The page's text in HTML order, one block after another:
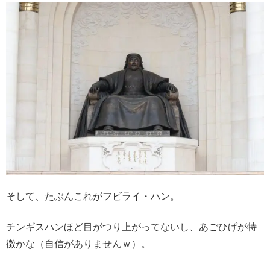
そして、たぶんこれがフビライ・ハン。
チンギスハンほど目がつり上がってないし、あごひげが特
徴かな（自信がありませんｗ）。